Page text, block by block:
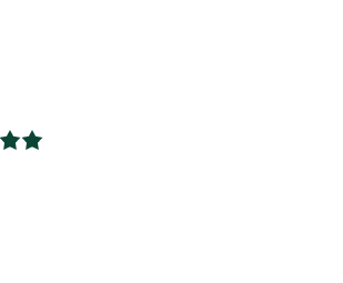
5 / 5 estrellas